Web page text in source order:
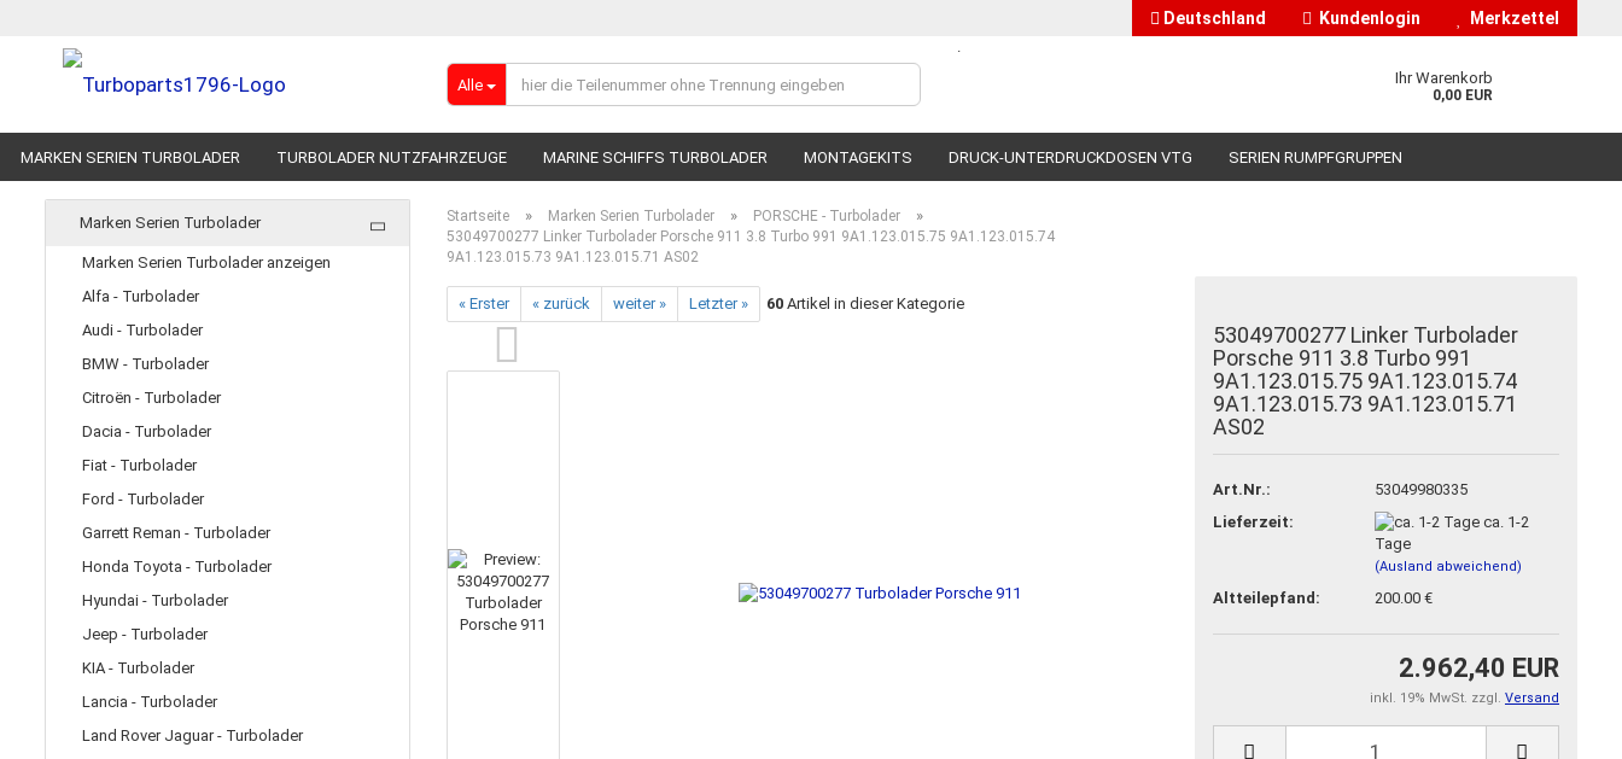
Deutschland
Lieferland
Kundenlogin
Passwort vergessen?
Merkzettel
Alle
.
Ihr Warenkorb
0,00 EUR
MARKEN SERIEN TURBOLADER TURBOLADER NUTZFAHRZEUGE MARINE SCHIFFS TURBOLADER MONTAGEKITS DRUCK-UNTERDRUCKDOSEN VTG SERIEN RUMPFGRUPPEN
Startseite » Marken Serien Turbolader » PORSCHE - Turbolader »
53049700277 Linker Turbolader Porsche 911 3.8 Turbo 991 9A1.123.015.75 9A1.123.015.74
9A1.123.015.73 9A1.123.015.71 AS02
« Erster « zurück weiter » Letzter » 60Artikel in dieser Kategorie
53049700277 Linker Turbolader
Porsche 911 3.8 Turbo 991
9A1.123.015.75 9A1.123.015.74
9A1.123.015.73 9A1.123.015.71
AS02
Art.Nr.:
53049980335
Lieferzeit:
ca. 1-2
Tage
(Ausland abweichend)
Altteilepfand: 200.00 €
2.962,40 EUR
inkl. 19% MwSt. zzgl. Versand
Marken Serien Turbolader
Marken Serien Turbolader anzeigen
Alfa - Turbolader
Audi - Turbolader
BMW - Turbolader
Citroën - Turbolader
Dacia - Turbolader
Fiat - Turbolader
Ford - Turbolader
Garrett Reman - Turbolader
Honda Toyota - Turbolader
Hyundai - Turbolader
Jeep - Turbolader
KIA - Turbolader
Lancia - Turbolader
Land Rover Jaguar - Turbolader